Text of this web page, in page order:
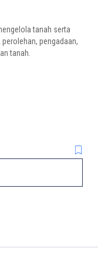
tanah serta
pengadaan,
tanah.